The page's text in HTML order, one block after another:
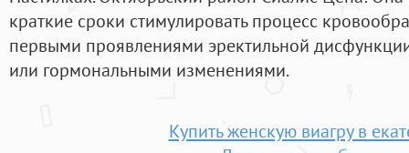
краткие сроки стимулировать процесс
первыми проявлениями эректильной
или гормональными изменениями.
Купить женскую виагру в